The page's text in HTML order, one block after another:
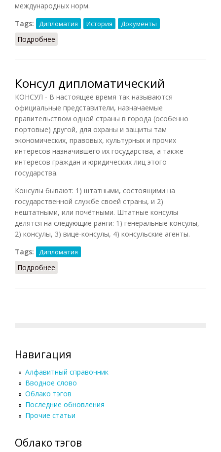
международных норм.
Tags:
Дипломатия История Документы
Подробнее
Консул дипломатический
КОНСУЛ - В настоящее время так называются
официальные представители, назначаемые
правительством одной страны в города (особенно
портовые) другой, для охраны и защиты там
экономических, правовых, культурных и прочих
интересов назначившего их государства, а также
интересов граждан и юридических лиц этого
государства.
Консулы бывают: 1) штатными, состоящими на
государственной службе своей страны, и 2)
нештатными, или почётными. Штатные консулы
делятся на следующие ранги: 1) генеральные консулы,
2) консулы, 3) вице-консулы, 4) консульские агенты.
Tags:
Дипломатия
Подробнее
Навигация
Алфавитный справочник
Вводное слово
Облако тэгов
Последние обновления
Прочие статьи
Облако тэгов